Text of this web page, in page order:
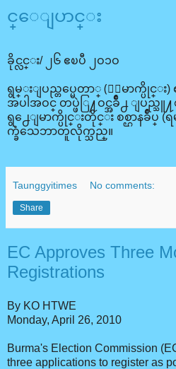
င္ေျပာင္း
ခိုင္လင္း/ ၂၆ ဧၿပီ ၂ဝ၁ဝ
ရွမ္းျပည္တပ္မေတာ္ (ေျမာက္ပိုင္
အပါအဝင္ တပ္ဖဲြ႔ဝင္အခ်ဳိ႕ ျပည္သူ
ရွ႕ေျမာက္ပိုင္းတိုင္း စစ္ဌာနခ်ဳပ္
က္ခံသေဘာတူလိုက္သည္။
Taunggyitimes No comments:
Share
EC Approves Three
Registrations
By KO HTWE
Monday, April 26, 2010
Burma's Election Commission
three applications to register as